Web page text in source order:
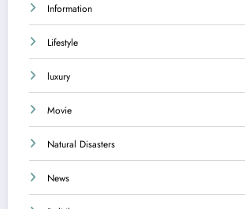
Information
Lifestyle
luxury
Movie
Natural Disasters
News